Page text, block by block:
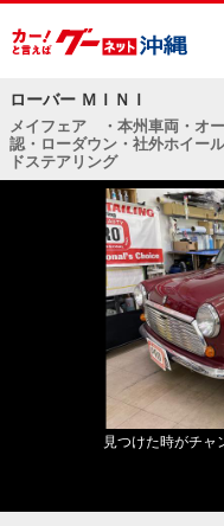
ローバー ＭＩＮＩ
メイフェア ・本州車両・オ
認・ローダウン・社外ホイー
ドステアリング
見つけた時がチャ